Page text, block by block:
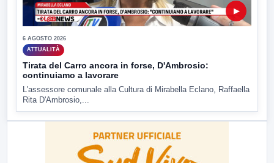
▶
6 AGOSTO 2026
ATTUALITÀ
Tirata del Carro ancora in forse, D'Ambrosio:
continuiamo a lavorare
L'assessore comunale alla Cultura di Mirabella Eclano, Raffaella
Rita D'Ambrosio,...